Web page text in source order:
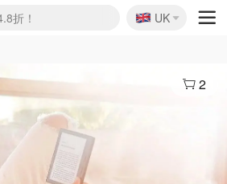
促！个位数！
折！
萨5折！
🇬🇧
UK
2